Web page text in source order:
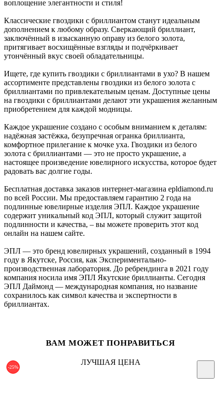
воплощение элегантности и стиля!
Классические гвоздики с бриллиантом станут идеальным
дополнением к любому образу. Сверкающий бриллиант,
заключённый в изысканную оправу из белого золота,
притягивает восхищённые взгляды и подчёркивает
утончённый вкус своей обладательницы.
Ищете, где купить гвоздики с бриллиантами в ухо? В нашем
ассортименте представлены гвоздики из белого золота с
бриллиантами по привлекательным ценам. Доступные цены
на гвоздики с бриллиантами делают эти украшения желанным
приобретением для каждой модницы.
Каждое украшение создано с особым вниманием к деталям:
надёжная застёжка, безупречная огранка бриллианта,
комфортное прилегание к мочке уха. Гвоздики из белого
золота с бриллиантами — это не просто украшение, а
настоящее произведение ювелирного искусства, которое будет
радовать вас долгие годы.
Бесплатная доставка заказов интернет-магазина epldiamond.ru
по всей России. Мы предоставляем гарантию 2 года на
подлинные ювелирные изделия ЭПЛ. Каждое украшение
содержит уникальный код ЭПЛ, который служит защитой
подлинности и качества, – вы можете проверить этот код
онлайн на нашем сайте.
ЭПЛ — это бренд ювелирных украшений, созданный в 1994
году в Якутске, Россия, как Экспериментально-
производственная лаборатория. До ребрендинга в 2021 году
компания носила имя ЭПЛ Якутские бриллианты. Сегодня
ЭПЛ Даймонд — международная компания, но название
сохранилось как символ качества и экспертности в
бриллиантах.
ВАМ МОЖЕТ ПОНРАВИТЬСЯ
-25%
ЛУЧШАЯ ЦЕНА